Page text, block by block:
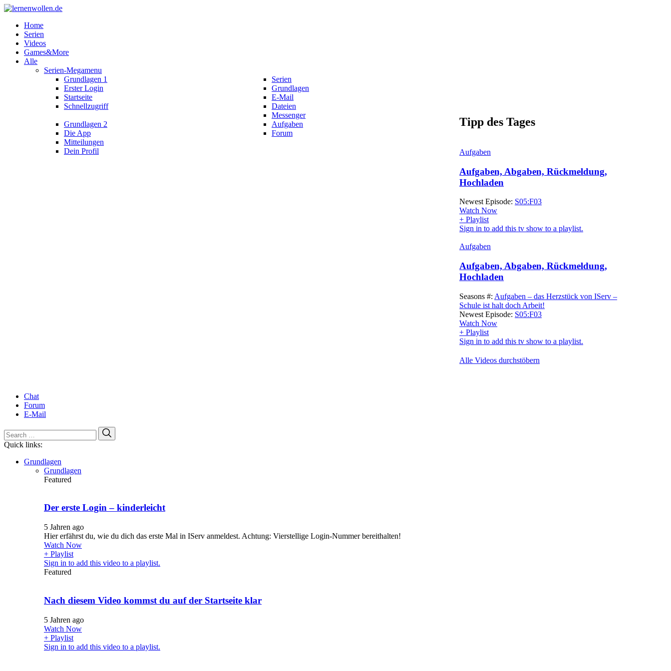
Home
Serien
Videos
Games&More
Alle
Serien-Megamenu
Grundlagen 1
Erster Login
Startseite
Schnellzugriff
Grundlagen 2
Die App
Mitteilungen
Dein Profil
Serien
Grundlagen
E-Mail
Dateien
Messenger
Aufgaben
Forum
Tipp des Tages
Aufgaben
Aufgaben, Abgaben, Rückmeldung,
Hochladen
Newest Episode: S05:F03
Watch Now
+ Playlist
Sign in to add this tv show to a playlist.
Aufgaben
Aufgaben, Abgaben, Rückmeldung,
Hochladen
Seasons #: Aufgaben – das Herzstück von IServ –
Schule ist halt doch Arbeit!
Newest Episode: S05:F03
Watch Now
+ Playlist
Sign in to add this tv show to a playlist.
Alle Videos durchstöbern
Chat
Forum
E-Mail
Search
for:
Quick links:
Grundlagen
Grundlagen
Featured
Der erste Login – kinderleicht
5 Jahren ago
Hier erfährst du, wie du dich das erste Mal in IServ anmeldest. Achtung: Vierstellige Login-Nummer bereithalten!
Watch Now
+ Playlist
Sign in to add this video to a playlist.
Featured
Nach diesem Video kommst du auf der Startseite klar
5 Jahren ago
Watch Now
+ Playlist
Sign in to add this video to a playlist.